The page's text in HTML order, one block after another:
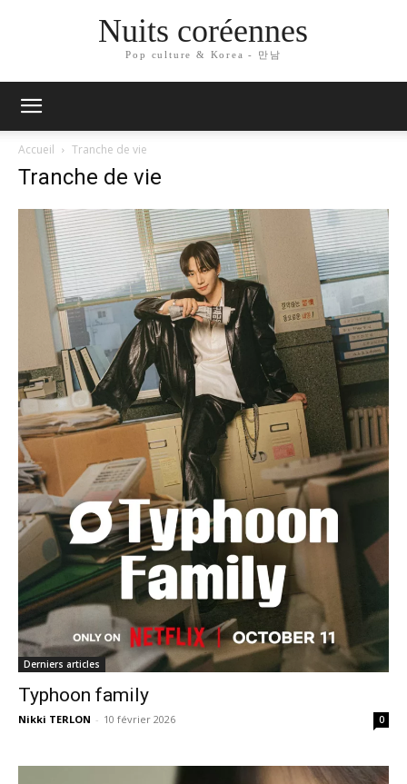
Nuits coréennes
Pop culture & Korea - 만남
Accueil Tranche de vie
Tranche de vie
Derniers articles
Typhoon family
Nikki TERLON - 10 février 2026 0